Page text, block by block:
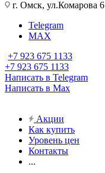
г. Омск, ул.Комарова 6
Telegram
MAX
+7 923 675 1133
+7 923 675 1133
Написать в Telegram
Написать в Max
Акции
Как купить
Уровень цен
Контакты
...